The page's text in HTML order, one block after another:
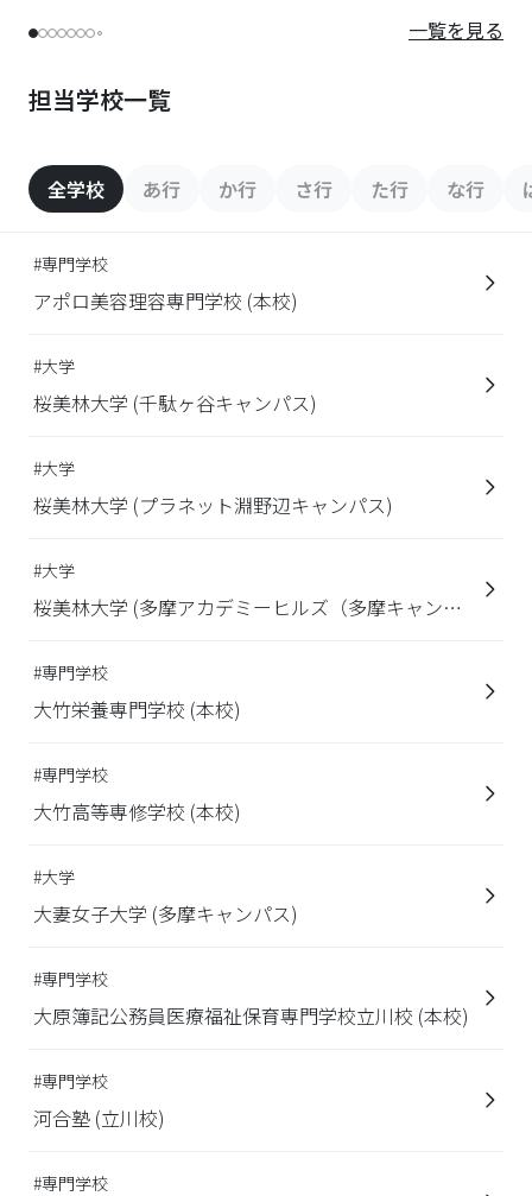
一覧を見る
担当学校一覧
全学校 あ行 か行 さ行 た行 な行
#専門学校
アポロ美容理容専門学校 (本校)
#大学
桜美林大学 (千駄ヶ谷キャンパス)
#大学
桜美林大学 (プラネット淵野辺キャンパス)
#大学
桜美林大学 (多摩アカデミーヒルズ（多摩キャンパ
#専門学校
大竹栄養専門学校 (本校)
#専門学校
大竹高等専修学校 (本校)
#大学
大妻女子大学 (多摩キャンパス)
#専門学校
大原簿記公務員医療福祉保育専門学校立川校 (本校)
#専門学校
河合塾 (立川校)
#専門学校